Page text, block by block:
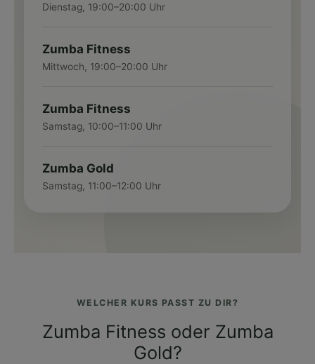
Dienstag, 19:00–20:00 Uhr
Zumba Fitness
Mittwoch, 19:00–20:00 Uhr
Zumba Fitness
Samstag, 10:00–11:00 Uhr
Zumba Gold
Samstag, 11:00–12:00 Uhr
WELCHER KURS PASST ZU DIR?
Zumba Fitness oder Zumba
Gold?